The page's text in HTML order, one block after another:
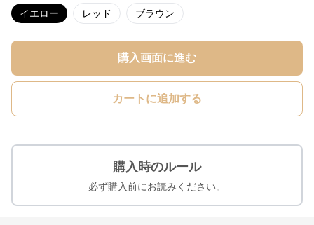
イエロー レッド ブラウン
購入画面に進む
カートに追加する
購入時のルール
必ず購入前にお読みください。